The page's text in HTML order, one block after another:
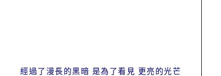
經過了漫長的黑暗 是為了看見 更亮的光芒